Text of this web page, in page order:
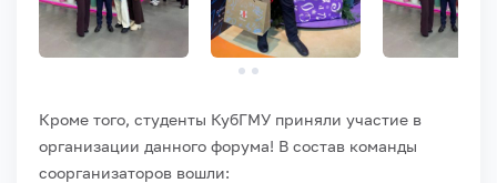
Кроме того, студенты КубГМУ приняли участие в
организации данного форума! В состав команды
соорганизаторов вошли: